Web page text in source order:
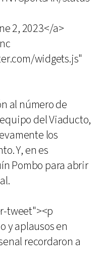
2, 2023</a>
widgets.js"
al número de
del Viaducto,
los
Y, en es
Pombo para abrir
tweet"><p
y aplausos en
recordaron a